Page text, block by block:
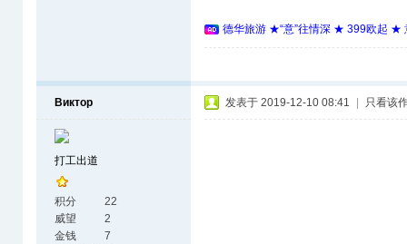
德华旅游 ★“意”往情深 ★ 399欧起 ★
Виктор
打工出道
积分
22
威望
2
金钱
7
发表于 2019-12-10 08:41 只看该